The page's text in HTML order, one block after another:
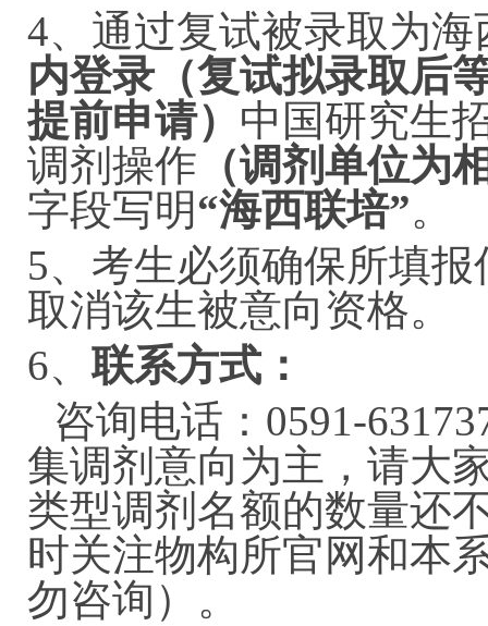
4、通过复试被录取为
内登录（复试拟录取后
提前申请） 中国研究生
调剂操作 （调剂单位为
字段写明“海西联培”。
5、考生必须确保所填
取消该生被意向资格。
6、联系方式：
咨询电话：0591-6317
集调剂意向为主，请大
类型调剂名额的数量还
时关注物构所官网和本
勿咨询）。